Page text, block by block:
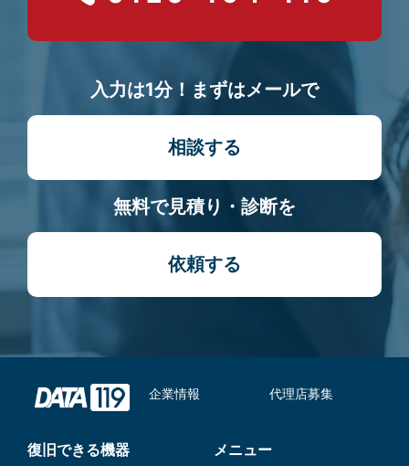
入力は1分！まずはメールで
相談する
無料で見積り・診断を
依頼する
企業情報 代理店募集
復旧できる機器 メニュー